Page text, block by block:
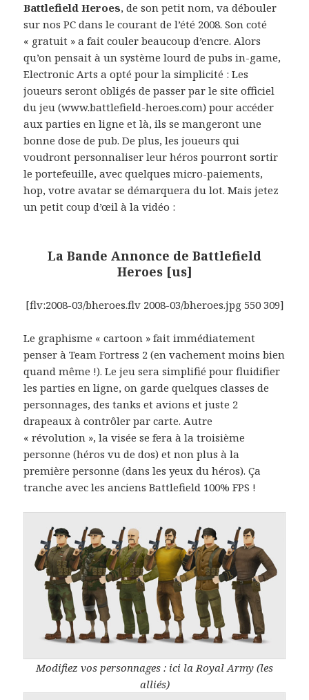
Battlefield Heroes, de son petit nom, va débouler
sur nos PC dans le courant de l’été 2008. Son coté
« gratuit » a fait couler beaucoup d’encre. Alors
qu’on pensait à un système lourd de pubs in-game,
Electronic Arts a opté pour la simplicité : Les
joueurs seront obligés de passer par le site officiel
du jeu (www.battlefield-heroes.com) pour accéder
aux parties en ligne et là, ils se mangeront une
bonne dose de pub. De plus, les joueurs qui
voudront personnaliser leur héros pourront sortir
le portefeuille, avec quelques micro-paiements,
hop, votre avatar se démarquera du lot. Mais jetez
un petit coup d’œil à la vidéo :
La Bande Annonce de Battlefield
Heroes [us]
[flv:2008-03/bheroes.flv 2008-03/bheroes.jpg 550 309]
Le graphisme « cartoon » fait immédiatement
penser à Team Fortress 2 (en vachement moins bien
quand même !). Le jeu sera simplifié pour fluidifier
les parties en ligne, on garde quelques classes de
personnages, des tanks et avions et juste 2
drapeaux à contrôler par carte. Autre
« révolution », la visée se fera à la troisième
personne (héros vu de dos) et non plus à la
première personne (dans les yeux du héros). Ça
tranche avec les anciens Battlefield 100% FPS !
Modifiez vos personnages : ici la Royal Army (les
alliés)